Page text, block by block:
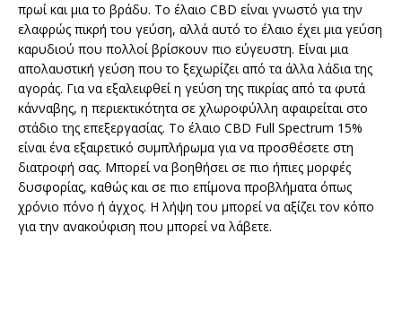
πρωί και μια το βράδυ. Το έλαιο CBD είναι γνωστό για την
ελαφρώς πικρή του γεύση, αλλά αυτό το έλαιο έχει μια γεύση
καρυδιού που πολλοί βρίσκουν πιο εύγευστη. Είναι μια
απολαυστική γεύση που το ξεχωρίζει από τα άλλα λάδια της
αγοράς. Για να εξαλειφθεί η γεύση της πικρίας από τα φυτά
κάνναβης, η περιεκτικότητα σε χλωροφύλλη αφαιρείται στο
στάδιο της επεξεργασίας. Το έλαιο CBD Full Spectrum 15%
είναι ένα εξαιρετικό συμπλήρωμα για να προσθέσετε στη
διατροφή σας. Μπορεί να βοηθήσει σε πιο ήπιες μορφές
δυσφορίας, καθώς και σε πιο επίμονα προβλήματα όπως
χρόνιο πόνο ή άγχος. Η λήψη του μπορεί να αξίζει τον κόπο
για την ανακούφιση που μπορεί να λάβετε.